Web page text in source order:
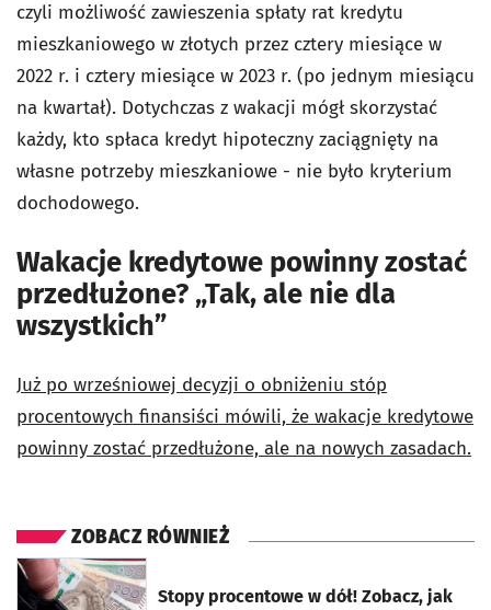
czyli możliwość zawieszenia spłaty rat kredytu
mieszkaniowego w złotych przez cztery miesiące w
2022 r. i cztery miesiące w 2023 r. (po jednym miesiącu
na kwartał). Dotychczas z wakacji mógł skorzystać
każdy, kto spłaca kredyt hipoteczny zaciągnięty na
własne potrzeby mieszkaniowe - nie było kryterium
dochodowego.
Wakacje kredytowe powinny zostać
przedłużone? „Tak, ale nie dla
wszystkich”
Już po wrześniowej decyzji o obniżeniu stóp
procentowych finansiści mówili, że wakacje kredytowe
powinny zostać przedłużone, ale na nowych zasadach.
ZOBACZ RÓWNIEŻ
Stopy procentowe w dół! Zobacz, jak
otworzy się w nowej karcie